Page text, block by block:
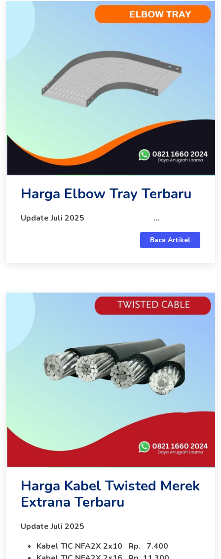
Harga Elbow Tray Terbaru
Update Juli 2025 ...
Baca Artikel
Harga Kabel Twisted Merek
Extrana Terbaru
Update Juli 2025
Kabel TIC NFA2X 2x10 Rp. 7.400